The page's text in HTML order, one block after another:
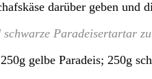
darüber geben und
schwarze Paradeisertartar
gelbe Paradeis; 250g